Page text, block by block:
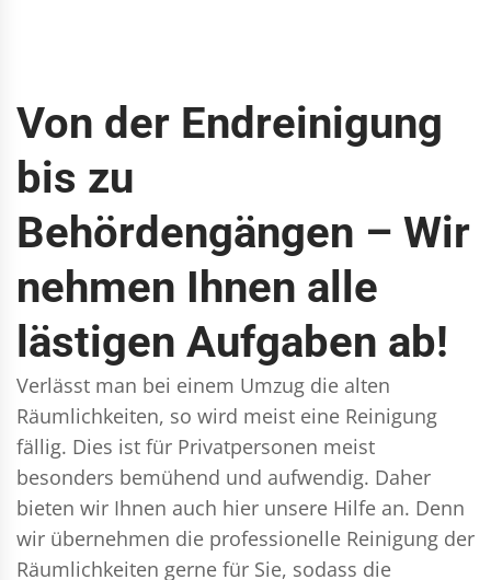
Von der Endreinigung
bis zu
Behördengängen – Wir
nehmen Ihnen alle
lästigen Aufgaben ab!
Verlässt man bei einem Umzug die alten
Räumlichkeiten, so wird meist eine Reinigung
fällig. Dies ist für Privatpersonen meist
besonders bemühend und aufwendig. Daher
bieten wir Ihnen auch hier unsere Hilfe an. Denn
wir übernehmen die professionelle Reinigung der
Räumlichkeiten gerne für Sie, sodass die